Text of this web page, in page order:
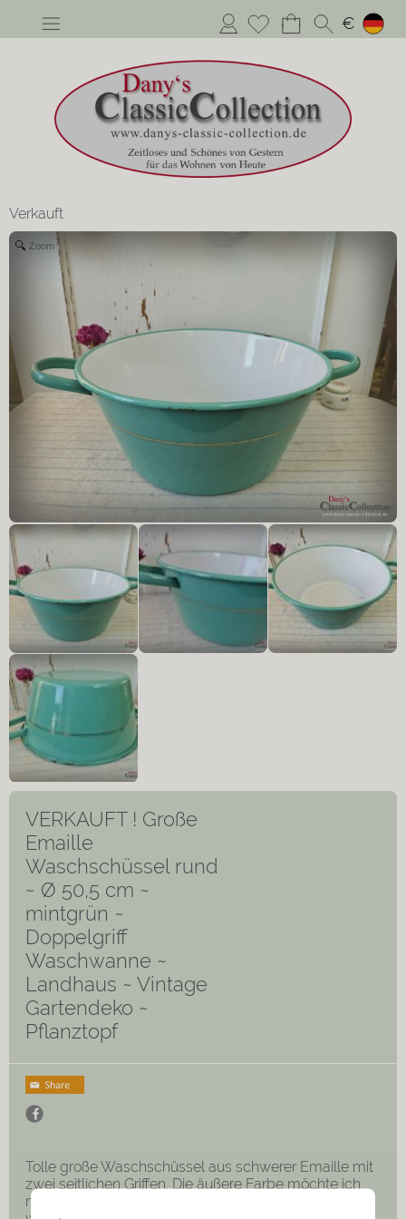
Anmelden €
Verkauft
Zoom
VERKAUFT ! Große
Emaille
Waschschüssel rund
~ Ø 50,5 cm ~
mintgrün ~
Doppelgriff
Waschwanne ~
Landhaus ~ Vintage
Gartendeko ~
Pflanztopf
Tolle große Waschschüssel aus schwerer Emaille mit
zwei seitlichen Griffen. Die äußere Farbe möchte ich
mal als mintgrün bezeichnen, innen ist die Schüssel